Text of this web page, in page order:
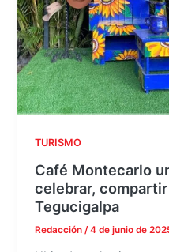
TURISMO
Café Montecarlo
celebrar,
Tegucigalpa
Redacción/4 de junio de